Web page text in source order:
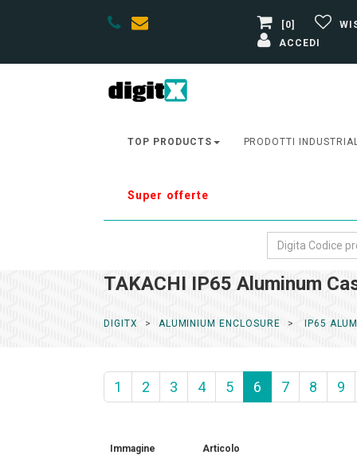
[0]
ACCEDI
TOP PRODUCTS PRODOTTI
Super offerte
TAKACHI IP65 Aluminum
DIGITX ALUMINIUM ENCLOSURE IP65
1 2 3 4 5 6 7 8 9
Immagine Articolo